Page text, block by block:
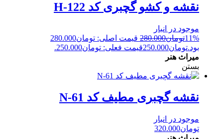
نقشه و کشو گچبری کد H-122
موجود در انبار
11%تومان280.000
قیمت اصلی: تومان280.000
بود.تومان250.000قیمت فعلی: تومان250.000.
میراث هنر
بستن
نقشه گچبری مطیف کد N-61
موجود در انبار
تومان320.000